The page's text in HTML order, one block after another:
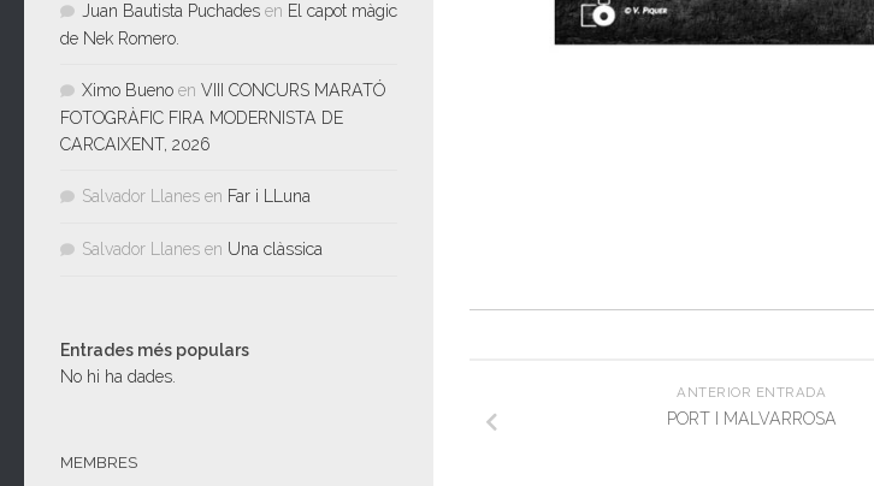
ANTERIOR ENTRADA
PORT I MALVARROSA
Juan Bautista Puchades en El capot màgic
de Nek Romero.
Ximo Bueno en VIII CONCURS MARATÓ
FOTOGRÀFIC FIRA MODERNISTA DE
CARCAIXENT, 2026
Salvador Llanes en Far i LLuna
Salvador Llanes en Una clàssica
Entrades més populars
No hi ha dades.
MEMBRES